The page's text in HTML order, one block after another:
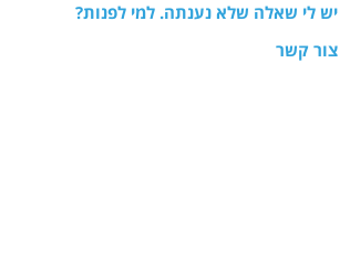
יש לי שאלה שלא נענתה. למי לפנות?
צור קשר